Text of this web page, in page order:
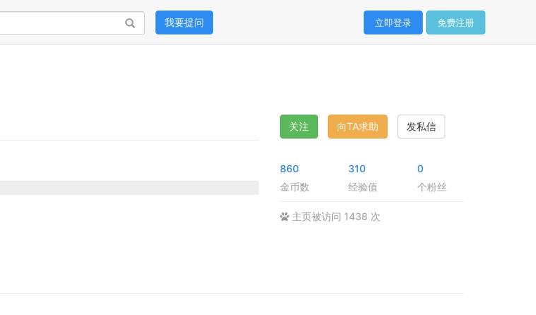
搜索 我要提问 立即登录 免费注册
关注 向TA求助 发私信
860
金币数
310
经验值
0
个粉丝
主页被访问 1438 次